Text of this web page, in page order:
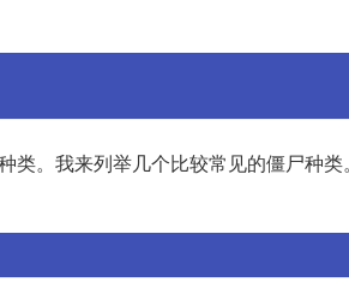
。我来列举几个比较常见的僵尸种类。